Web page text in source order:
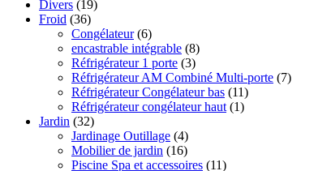
Divers (19)
Froid (36)
Congélateur (6)
encastrable intégrable (8)
Réfrigérateur 1 porte (3)
Réfrigérateur AM Combiné Multi-porte (7)
Réfrigérateur Congélateur bas (11)
Réfrigérateur congélateur haut (1)
Jardin (32)
Jardinage Outillage (4)
Mobilier de jardin (16)
Piscine Spa et accessoires (11)